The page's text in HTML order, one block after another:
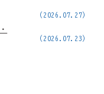
(2026.07.27)
(2026.07.23)